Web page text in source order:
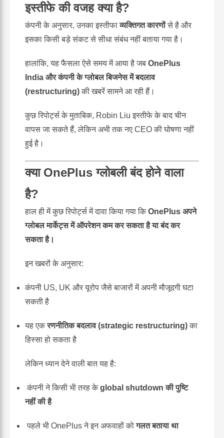
इस्तीफे की वजह क्या है?
कंपनी के अनुसार, उनका इस्तीफाव्यक्तिगत कारणोंसे है और
इसका किसी बड़े संकट से सीधा संबंध नहीं बताया गया है।
हालांकि, यह फैसला ऐसे समय में आया है जब OnePlus
India और कंपनी के ग्लोबल बिजनेस में बदलाव
(restructuring)की खबरें सामने आ रही हैं।
कुछ रिपोर्ट्स के मुताबिक, Robin Liu इस्तीफे के बाद चीन
वापस जा सकते हैं, लेकिन अभी तक नए CEO की घोषणा नहीं
हुई है।
क्या OnePlus ग्लोबली बंद होने वाला
है?
हाल ही में कुछ रिपोर्ट्स में दावा किया गया कि OnePlus अपने
ग्लोबल मार्केट्स में ऑपरेशन कम कर सकता है या बंद कर
सकता है।
इन खबरों के अनुसार:
कंपनी US, UK और यूरोप जैसे बाजारों में अपनी मौजूदगी घटा
सकती है
यह एकरणनीतिक बदलाव (strategic restructuring)का
हिस्सा हो सकता है
लेकिन ध्यान देने वाली बात यह है:
कंपनी ने किसी भी तरह के global shutdown की पुष्टि
नहीं की है
पहले भी OnePlus ने इन अफवाहों कोगलत बताया था